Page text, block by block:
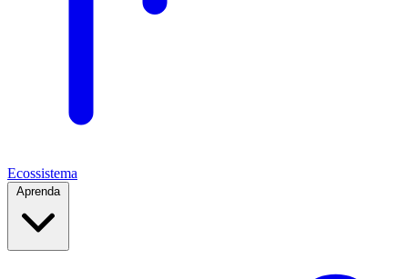
Ecossistema
Aprenda